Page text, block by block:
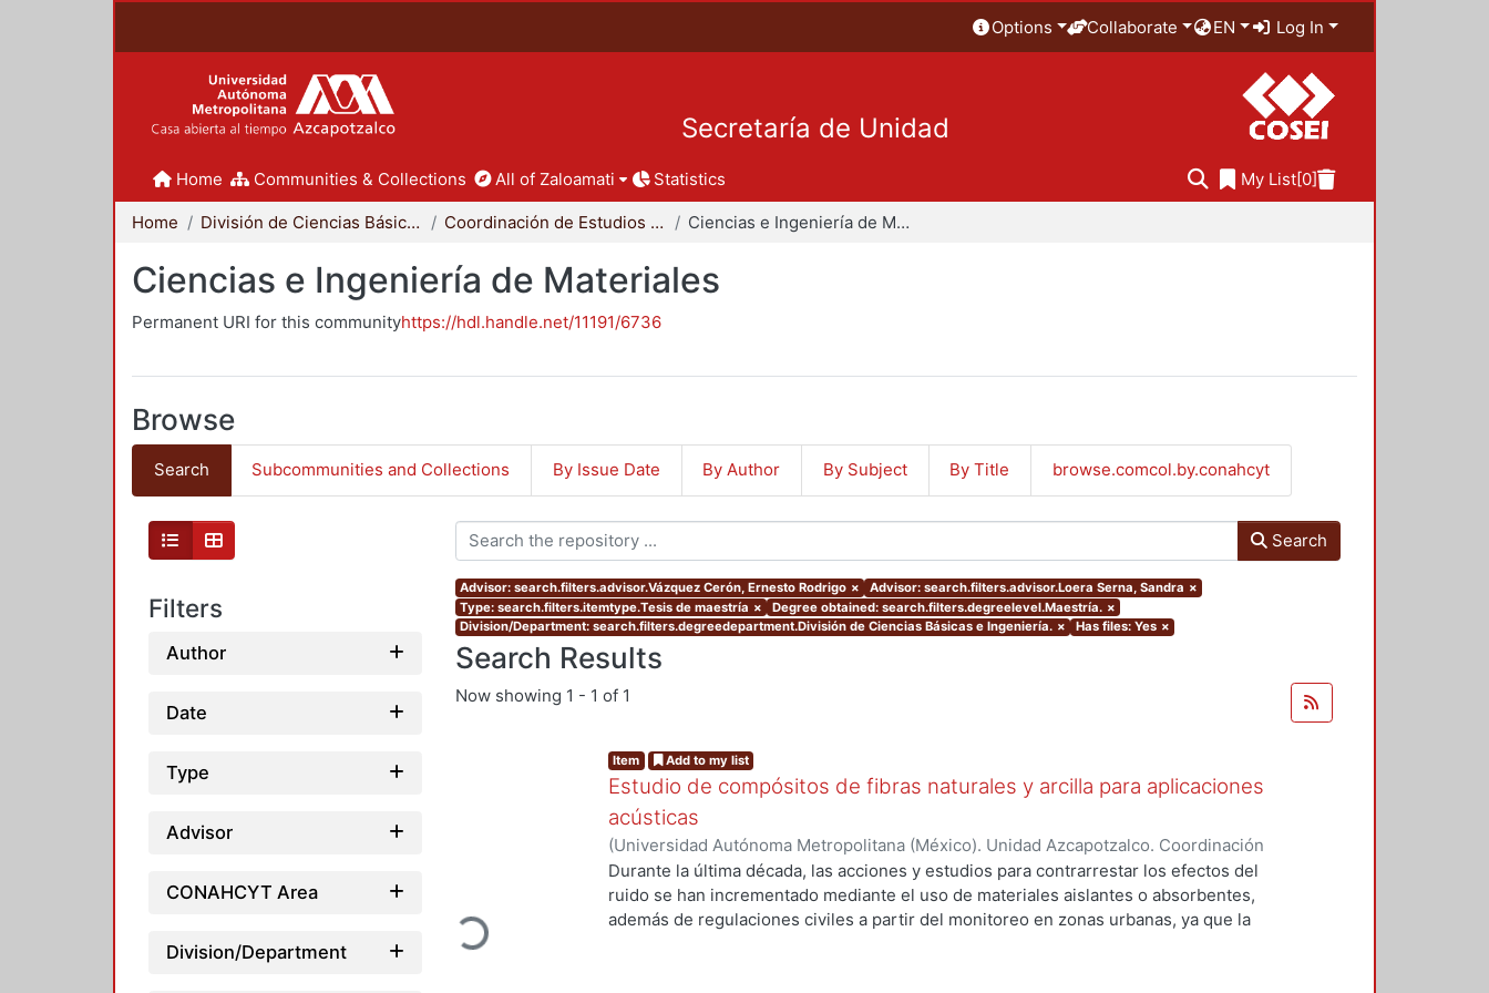
Options Collaborate EN Log In
Secretaría de Unidad
Home Communities & Collections All of Zaloamati Statistics My List[0]
Home División de Ciencias Básicas e Ingeniería Coordinación de Estudios de Posgrado - CBI Ciencias e Ingeniería de Materiales
Ciencias e Ingeniería de Materiales
Permanent URI for this communityhttps://hdl.handle.net/11191/6736
Browse
Search Subcommunities and Collections By Issue Date By Author By Subject By Title browse.comcol.by.conahcyt
Filters
Author
Date
Type
Advisor
CONAHCYT Area
Division/Department
Search
Advisor: search.filters.advisor.Vázquez Cerón, Ernesto Rodrigo × Advisor: search.filters.advisor.Loera Serna, Sandra ×
Type: search.filters.itemtype.Tesis de maestría × Degree obtained: search.filters.degreelevel.Maestría. ×
Division/Department: search.filters.degreedepartment.División de Ciencias Básicas e Ingeniería. × Has files: Yes ×
Search Results
Now showing 1 - 1 of 1
Loading...
Item Add to my list
Estudio de compósitos de fibras naturales y arcilla para aplicaciones
acústicas
(Universidad Autónoma Metropolitana (México). Unidad Azcapotzalco. Coordinación
de Servicios de Información.,2022-07 )Victoria Martínez, Uriel
Durante la última década, las acciones y estudios para contrarrestar los efectos del
ruido se han incrementado mediante el uso de materiales aislantes o absorbentes,
además de regulaciones civiles a partir del monitoreo en zonas urbanas, ya que la